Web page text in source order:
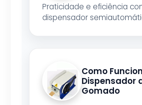
Praticidade e eficiência
dispensador
Como
Dispensador
Gomado